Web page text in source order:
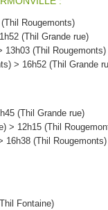
Rougemonts)
(Thil Grande rue)
13h03 (Thil Rougemonts)
> 16h52 (Thil Grande
(Thil Grande rue)
> 12h15 (Thil
16h38 (Thil
Fontaine)